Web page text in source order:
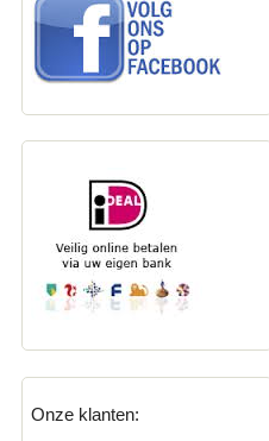
Onze klanten: